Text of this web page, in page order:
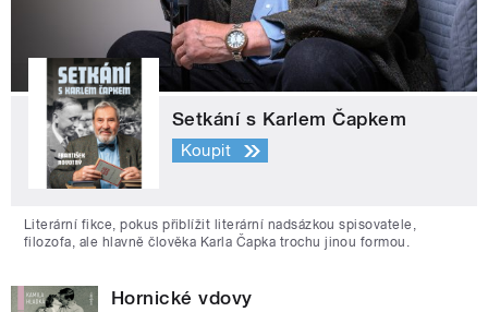
Setkání s Karlem Čapkem
Koupit
Literární fikce, pokus přiblížit literární nadsázkou spisovatele,
filozofa, ale hlavně člověka Karla Čapka trochu jinou formou.
Hornické vdovy